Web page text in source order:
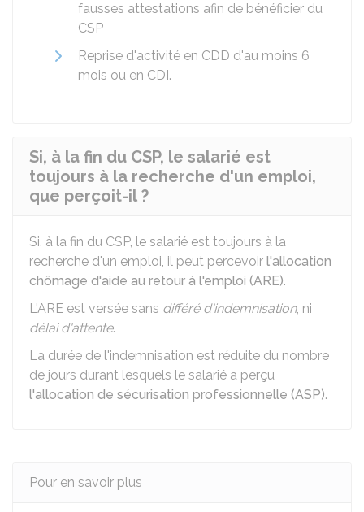
fausses attestations afin de bénéficier du
CSP
Reprise d'activité en CDD d'au moins 6
mois ou en CDI.
Si, à la fin du CSP, le salarié est
toujours à la recherche d'un emploi,
que perçoit-il ?
Si, à la fin du CSP, le salarié est toujours à la
recherche d'un emploi, il peut percevoir l'allocation
chômage d'aide au retour à l'emploi (ARE).
L'ARE est versée sans différé d'indemnisation, ni
délai d'attente.
La durée de l'indemnisation est réduite du nombre
de jours durant lesquels le salarié a perçu
l'allocation de sécurisation professionnelle (ASP).
Pour en savoir plus